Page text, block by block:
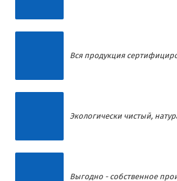
Вся продукция
Экологически чистый,
Выгодно - собственное